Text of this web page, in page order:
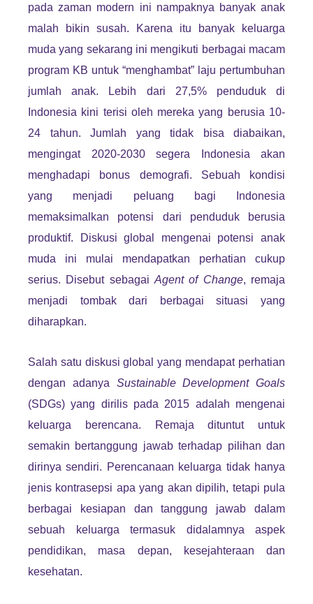
pada zaman modern ini nampaknya banyak anak
malah bikin susah. Karena itu banyak keluarga
muda yang sekarang ini mengikuti berbagai macam
program KB untuk “menghambat” laju pertumbuhan
jumlah anak. Lebih dari 27,5% penduduk di
Indonesia kini terisi oleh mereka yang berusia 10-
24 tahun. Jumlah yang tidak bisa diabaikan,
mengingat 2020-2030 segera Indonesia akan
menghadapi bonus demografi. Sebuah kondisi
yang menjadi peluang bagi Indonesia
memaksimalkan potensi dari penduduk berusia
produktif. Diskusi global mengenai potensi anak
muda ini mulai mendapatkan perhatian cukup
serius. Disebut sebagai Agent of Change, remaja
menjadi tombak dari berbagai situasi yang
diharapkan.
Salah satu diskusi global yang mendapat perhatian
dengan adanya Sustainable Development Goals
(SDGs) yang dirilis pada 2015 adalah mengenai
keluarga berencana. Remaja dituntut untuk
semakin bertanggung jawab terhadap pilihan dan
dirinya sendiri. Perencanaan keluarga tidak hanya
jenis kontrasepsi apa yang akan dipilih, tetapi pula
berbagai kesiapan dan tanggung jawab dalam
sebuah keluarga termasuk didalamnya aspek
pendidikan, masa depan, kesejahteraan dan
kesehatan.